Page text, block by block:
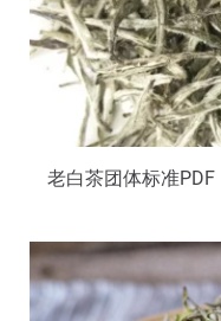
老白茶团体标准PDF